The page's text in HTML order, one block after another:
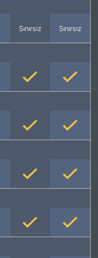
Sınırsız Sınırsız